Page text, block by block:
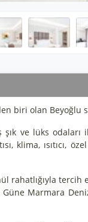
biri olan Beyoğlu
ve lüks
klima, ısıtıcı,
rahatlığıyla
Marmara